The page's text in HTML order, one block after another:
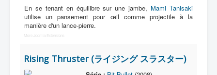
Nom
Catégorie
En se tenant en équilibre sur une jambe, Mami Tanisaki
utilise un pansement pour œil comme projectile à la
manière d'un lance-pierre.
More Joomla Extensions
Rising Thruster (ライジング スラスター)